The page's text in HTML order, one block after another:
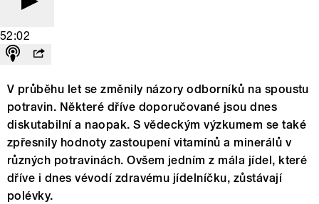
52:02
V průběhu let se změnily názory odborníků na spoustu
potravin. Některé dříve doporučované jsou dnes
diskutabilní a naopak. S vědeckým výzkumem se také
zpřesnily hodnoty zastoupení vitamínů a minerálů v
různých potravinách. Ovšem jedním z mála jídel, které
dříve i dnes vévodí zdravému jídelníčku, zůstávají
polévky.